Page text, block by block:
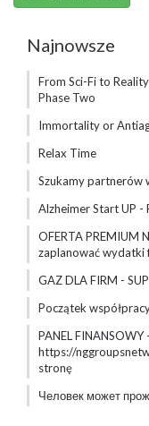
Najnowsze
From Sci-Fi to
Phase Two
Immortality or
Relax Time
Szukamy partnerów
Alzheimer Start UP -
OFERTA PREMIUM
zaplanować wydatki
GAZ DLA FIRM -
Początek
PANEL FINANSOWY
https://
stronę
Человек может